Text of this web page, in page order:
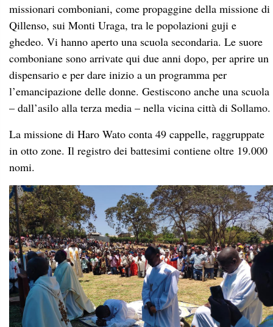
missionari comboniani, come propaggine della missione di
Qillenso, sui Monti Uraga, tra le popolazioni guji e
ghedeo. Vi hanno aperto una scuola secondaria. Le suore
comboniane sono arrivate qui due anni dopo, per aprire un
dispensario e per dare inizio a un programma per
l’emancipazione delle donne. Gestiscono anche una scuola
– dall’asilo alla terza media – nella vicina città di Sollamo.
La missione di Haro Wato conta 49 cappelle, raggruppate
in otto zone. Il registro dei battesimi contiene oltre 19.000
nomi.
Padre José Vieira, mccj